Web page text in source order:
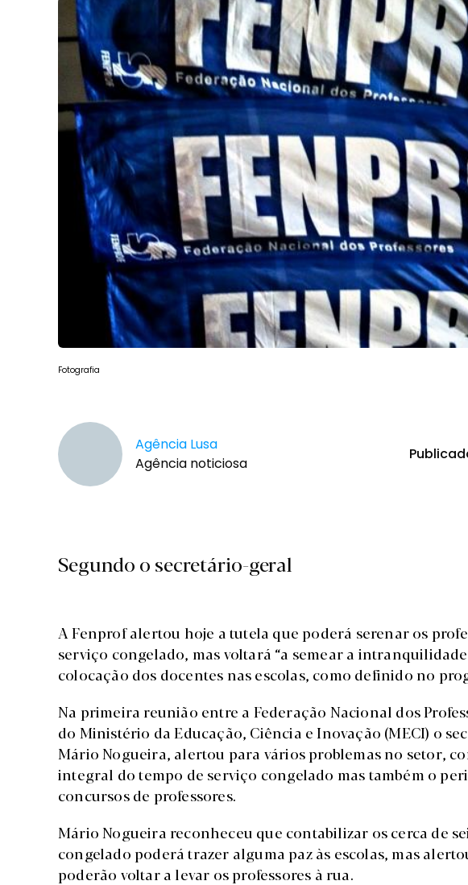
Fotografia
Agência Lusa
Agência noticiosa
Segundo o secretário-geral
A Fenprof alertou hoje a tutela que poderá serenar os
serviço congelado, mas voltará “a semear a
colocação dos docentes nas escolas, como definido no
Na primeira reunião entre a Federação Nacional dos
do Ministério da Educação, Ciência e Inovação (MECI) o
Mário Nogueira, alertou para vários problemas no setor,
integral do tempo de serviço congelado mas também o
concursos de professores.
Mário Nogueira reconheceu que contabilizar os cerca de
congelado poderá trazer alguma paz às escolas, mas
poderão voltar a levar os professores à rua.